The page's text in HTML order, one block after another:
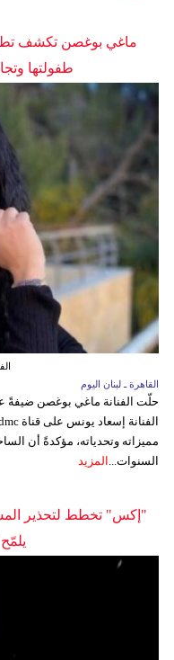
ماغي بوغصن تكشف تطور
طفولتها
القاهرة ـ لبنان اليوم
حلّت الفنانة ماغي بوغصن ضيفةً
مميزاته وتحدياته، مؤكدةً أن
السنوات... المزيد
"إكس" تخطط لتحذير